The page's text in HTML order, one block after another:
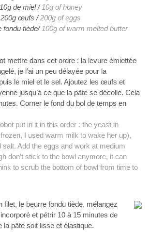
10g de miel/ 10g of honey
200g œufs /200g of eggs
fondu tiède/ 100g of warm melted butter
mettre dans cet ordre : la levure émiettée
je l’ai un peu délayée pour la
le miel et le sel. Ajoutez les œufs et
jusqu’à ce que la pâte se décolle. Cela
Corner le fond du bol de temps en
put in it in this order : the yeast in
frozen, I used warm milk to wake her up),
salt. Add the eggs and work at medium
don’t stick to the bowl anymore, it can
to scrub the bottom of bowl from time to
filet, le beurre fondu tiède, mélangez
incorporé et pétrir 10 à 15 minutes de
la pâte soit lisse et élastique.